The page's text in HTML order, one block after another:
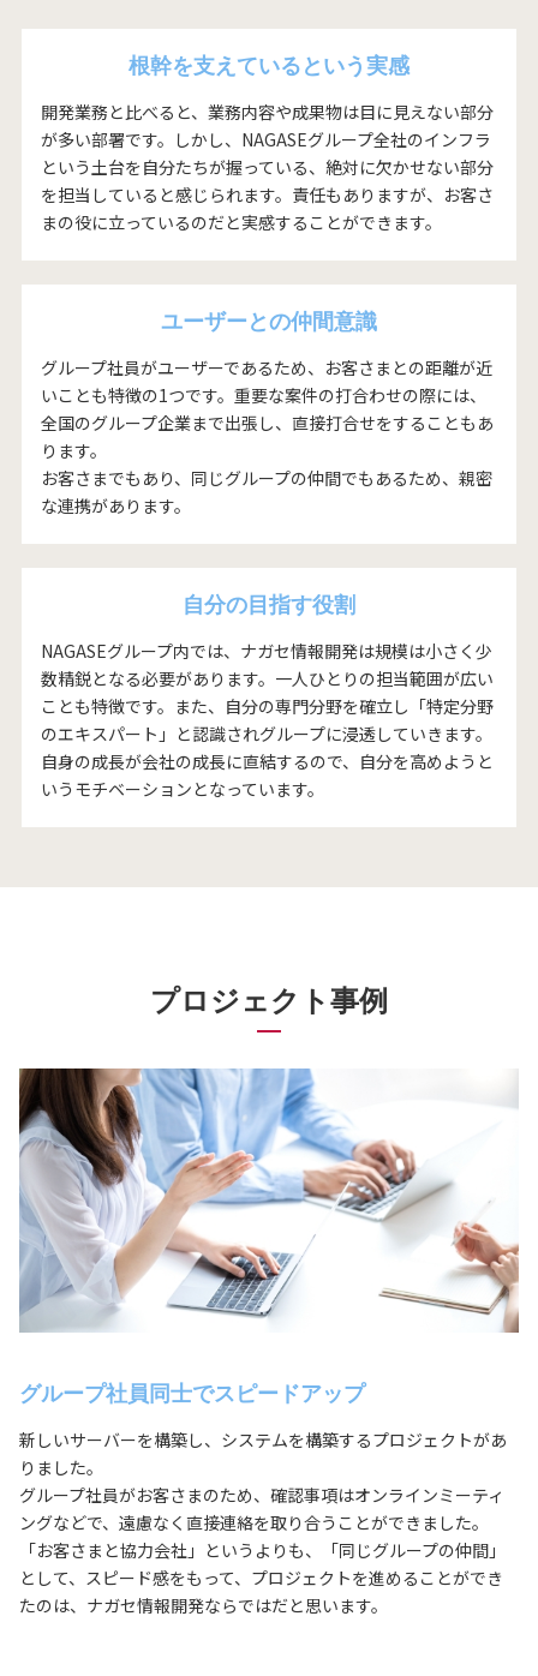
根幹を支えているという実感
開発業務と比べると、業務内容や成果物は目に見えない部分
が多い部署です。しかし、NAGASEグループ全社のインフラ
という土台を自分たちが握っている、絶対に欠かせない部分
を担当していると感じられます。責任もありますが、お客さ
まの役に立っているのだと実感することができます。
ユーザーとの仲間意識
グループ社員がユーザーであるため、お客さまとの距離が近
いことも特徴の1つです。重要な案件の打合わせの際には、
全国のグループ企業まで出張し、直接打合せをすることもあ
ります。
お客さまでもあり、同じグループの仲間でもあるため、親密
な連携があります。
自分の目指す役割
NAGASEグループ内では、ナガセ情報開発は規模は小さく少
数精鋭となる必要があります。一人ひとりの担当範囲が広い
ことも特徴です。また、自分の専門分野を確立し「特定分野
のエキスパート」と認識されグループに浸透していきます。
自身の成長が会社の成長に直結するので、自分を高めようと
いうモチベーションとなっています。
プロジェクト事例
グループ社員同士でスピードアップ
新しいサーバーを構築し、システムを構築するプロジェクトがあ
りました。
グループ社員がお客さまのため、確認事項はオンラインミーティ
ングなどで、遠慮なく直接連絡を取り合うことができました。
「お客さまと協力会社」というよりも、「同じグループの仲間」
として、スピード感をもって、プロジェクトを進めることができ
たのは、ナガセ情報開発ならではだと思います。